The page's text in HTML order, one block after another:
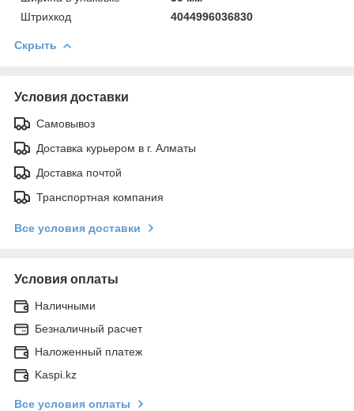
Штрихкод
4044996036830
Скрыть
Условия доставки
Самовывоз
Доставка курьером в г. Алматы
Доставка почтой
Транспортная компания
Все условия доставки
Условия оплаты
Наличными
Безналичный расчет
Наложенный платеж
Kaspi.kz
Все условия оплаты